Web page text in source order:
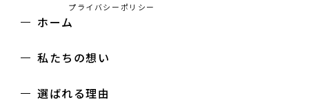
プライバシーポリシー
ホーム
私たちの想い
選ばれる理由